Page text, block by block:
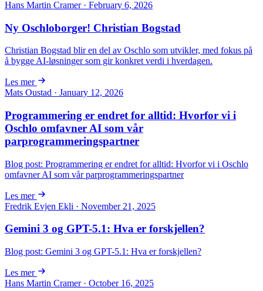
Hans Martin Cramer · February 6, 2026
Ny Oschloborger! Christian Bogstad
Christian Bogstad blir en del av Oschlo som utvikler, med fokus på
å bygge AI-løsninger som gir konkret verdi i hverdagen.
Les mer
Mats Oustad · January 12, 2026
Programmering er endret for alltid: Hvorfor vi i
Oschlo omfavner AI som vår
parprogrammeringspartner
Blog post: Programmering er endret for alltid: Hvorfor vi i Oschlo
omfavner AI som vår parprogrammeringspartner
Les mer
Fredrik Evjen Ekli · November 21, 2025
Gemini 3 og GPT-5.1: Hva er forskjellen?
Blog post: Gemini 3 og GPT-5.1: Hva er forskjellen?
Les mer
Hans Martin Cramer · October 16, 2025